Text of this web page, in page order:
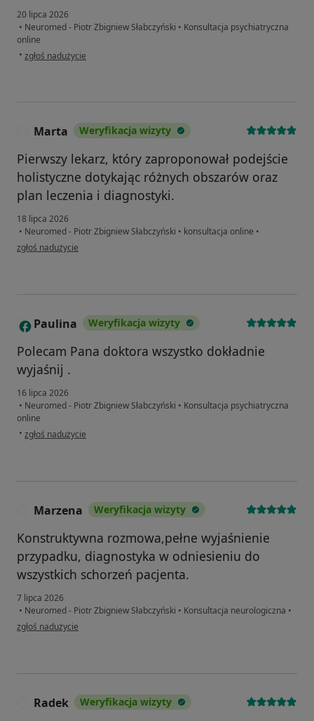
20 lipca 2026
• Neuromed - Piotr Zbigniew Słabczyński • Konsultacja psychiatryczna
online
• w opinii użytkownika Jolanta
zgłoś nadużycie
Marta Weryfikacja wizyty
Pierwszy lekarz, który zaproponował podejście
holistyczne dotykając różnych obszarów oraz
plan leczenia i diagnostyki.
18 lipca 2026
• Neuromed - Piotr Zbigniew Słabczyński • konsultacja online •
w opinii użytkownika Marta
zgłoś nadużycie
P Paulina Weryfikacja wizyty
Polecam Pana doktora wszystko dokładnie
wyjaśnij .
16 lipca 2026
• Neuromed - Piotr Zbigniew Słabczyński • Konsultacja psychiatryczna
online
• w opinii użytkownika Paulina
zgłoś nadużycie
Marzena Weryfikacja wizyty
Konstruktywna rozmowa,pełne wyjaśnienie
przypadku, diagnostyka w odniesieniu do
wszystkich schorzeń pacjenta.
7 lipca 2026
• Neuromed - Piotr Zbigniew Słabczyński • Konsultacja neurologiczna •
w opinii użytkownika Marzena
zgłoś nadużycie
Radek Weryfikacja wizyty